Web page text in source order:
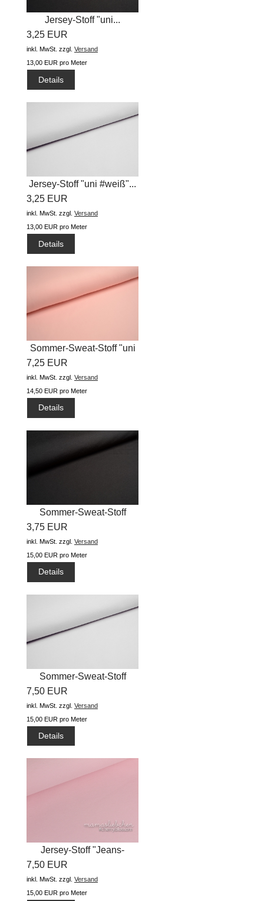
Jersey-Stoff "uni...
3,25 EUR
inkl. MwSt. zzgl. Versand
13,00 EUR pro Meter
Details
Jersey-Stoff "uni #weiß"...
3,25 EUR
inkl. MwSt. zzgl. Versand
13,00 EUR pro Meter
Details
Sommer-Sweat-Stoff "uni
#helles...
7,25 EUR
inkl. MwSt. zzgl. Versand
14,50 EUR pro Meter
Details
Sommer-Sweat-Stoff
3,75 EUR
inkl. MwSt. zzgl. Versand
15,00 EUR pro Meter
Details
Sommer-Sweat-Stoff
7,50 EUR
inkl. MwSt. zzgl. Versand
15,00 EUR pro Meter
Details
Jersey-Stoff "Jeans-
Jersey...
7,50 EUR
inkl. MwSt. zzgl. Versand
15,00 EUR pro Meter